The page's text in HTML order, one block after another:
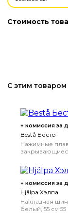
Стоимость
С этим
+ комиссия за
Bestå Бесто
Нажимные
+ комиссия за
Hjälpa Хэлпа
Накладная
белый, 55 см 55